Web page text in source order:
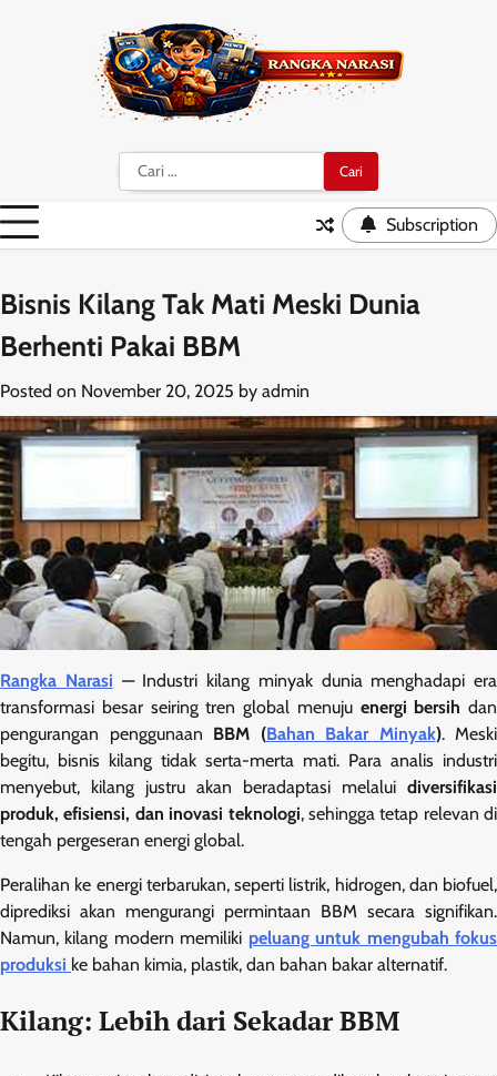
Cari
untuk:
Subscription
Bisnis Kilang Tak Mati Meski Dunia
Berhenti Pakai BBM
Posted on November 20, 2025 by admin
Rangka Narasi — Industri kilang minyak dunia menghadapi era
transformasi besar seiring tren global menuju energi bersih dan
pengurangan penggunaan BBM (Bahan Bakar Minyak). Meski
begitu, bisnis kilang tidak serta-merta mati. Para analis industri
menyebut, kilang justru akan beradaptasi melalui diversifikasi
produk, efisiensi, dan inovasi teknologi, sehingga tetap relevan di
tengah pergeseran energi global.
Peralihan ke energi terbarukan, seperti listrik, hidrogen, dan biofuel,
diprediksi akan mengurangi permintaan BBM secara signifikan.
Namun, kilang modern memiliki peluang untuk mengubah fokus
produksi ke bahan kimia, plastik, dan bahan bakar alternatif.
Kilang: Lebih dari Sekadar BBM